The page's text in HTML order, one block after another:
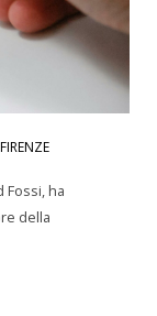
Fossi, ha
della